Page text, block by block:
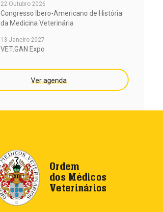
22 Outubro 2026
Congresso Ibero-Americano de História
da Medicina Veterinária
13 Janeiro 2027
VET.GAN Expo
Ver agenda
Ordem
dos Médicos
Veterinários